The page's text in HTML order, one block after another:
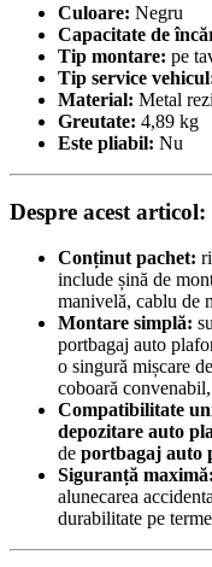
Culoare: Negru
Capacitate de
Tip montare: pe
Tip service
Material: Metal
Greutate: 4,89 kg
Este pliabil: Nu
Despre acest articol:
Conținut pachet:
include șină de
manivelă, cablu de
Montare simplă:
portbagaj auto
o singură mișcare
coboară
Compatibilitate
depozitare auto
de portbagaj auto
Siguranță maximă:
alunecarea
durabilitate pe